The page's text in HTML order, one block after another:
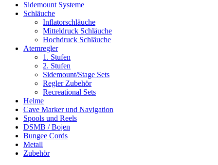
Sidemount Systeme
Schläuche
Inflatorschläuche
Mitteldruck Schläuche
Hochdruck Schläuche
Atemregler
1. Stufen
2. Stufen
Sidemount/Stage Sets
Regler Zubehör
Recreational Sets
Helme
Cave Marker und Navigation
Spools und Reels
DSMB / Bojen
Bungee Cords
Metall
Zubehör